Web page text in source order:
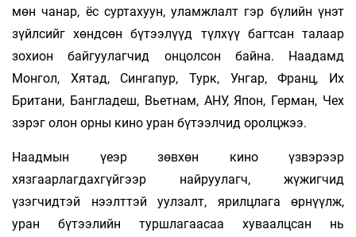
мөн чанар, ёс суртахуун, уламжлалт гэр бүлийн үнэт
зүйлсийг хөндсөн бүтээлүүд түлхүү багтсан талаар
зохион байгуулагчид онцолсон байна. Наадамд
Монгол, Хятад, Сингапур, Турк, Унгар, Франц, Их
Британи, Бангладеш, Вьетнам, АНУ, Япон, Герман, Чех
зэрэг олон орны кино уран бүтээлчид оролцжээ.
Наадмын үеэр зөвхөн кино үзвэрээр
хязгаарлагдахгүйгээр найруулагч, жүжигчид
үзэгчидтэй нээлттэй уулзалт, ярилцлага өрнүүлж,
уран бүтээлийн туршлагаасаа хуваалцсан нь